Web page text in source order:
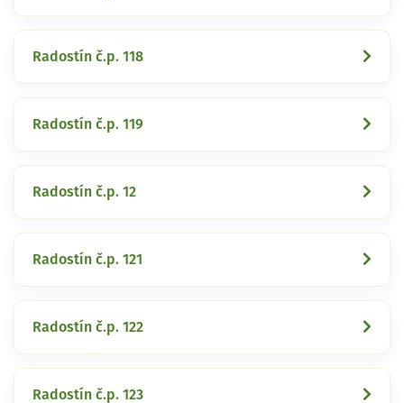
Radostín č.p. 118
Radostín č.p. 119
Radostín č.p. 12
Radostín č.p. 121
Radostín č.p. 122
Radostín č.p. 123